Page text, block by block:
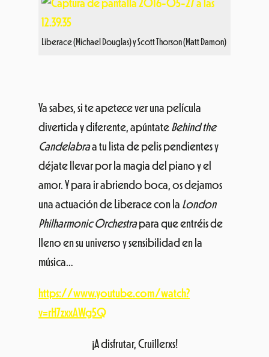
Liberace (Michael Douglas) y Scott Thorson (Matt Damon)
Ya sabes, si te apetece ver una película
divertida y diferente, apúntate Behind the
Candelabraa tu lista de pelis pendientes y
déjate llevar por la magia del piano y el
amor. Y para ir abriendo boca, os dejamos
una actuación de Liberace con la London
Philharmonic Orchestrapara que entréis de
lleno en su universo y sensibilidad en la
música…
https://www.youtube.com/watch?
v=rH7zxxAWg5Q
¡A disfrutar, Cruïllerxs!